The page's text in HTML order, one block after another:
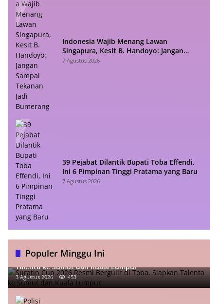
Indonesia Wajib Menang Lawan
Singapura, Kesit B. Handoyo: Jangan
Sampai Tekanan Jadi Bumerang
7 Agustus 2026
39 Pejabat Dilantik Bupati Toba Effendi,
Ini 6 Pimpinan Tinggi Pratama yang Baru
7 Agustus 2026
Populer Minggu Ini
Suratin Cup 2026 Resmi Bergulir di Toba, Siapkan
Talenta ke Sumut dan Kuala Lumpur
3 Agustus 2026 453